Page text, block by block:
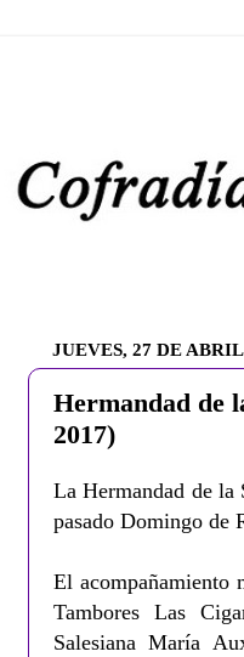
JUEVES, 27 DE
Hermandad de
2017)
La Hermandad de la
pasado Domingo de
El acompañamiento
Tambores Las
Salesiana María